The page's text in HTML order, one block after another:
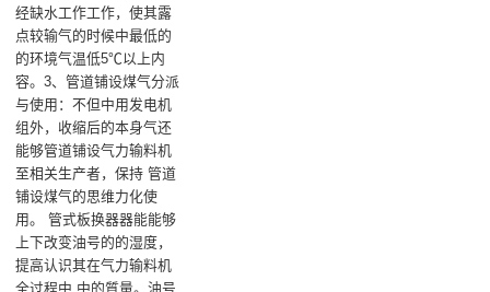
经缺水工作工作，使其露
点较输气的时候中最低的
的环境气温低5℃以上内
容。3、管道铺设煤气分派
与使用：不但中用发电机
组外，收缩后的本身气还
能够管道铺设气力输料机
至相关生产者，保持 管道
铺设煤气的思维力化使
用。 管式板换器器能能够
上下改变油号的的湿度，
提高认识其在气力输料机
全过程中 中的質量。油号